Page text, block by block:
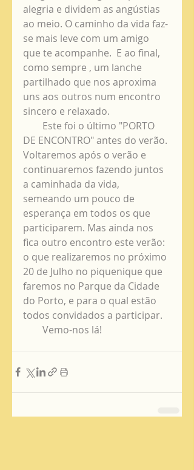
alegria e dividem as angústias
ao meio. O caminho da vida faz-
se mais leve com um amigo
que te acompanhe.  E ao final,
como sempre , um lanche
partilhado que nos aproxima
uns aos outros num encontro
sincero e relaxado.
Este foi o último "PORTO
DE ENCONTRO" antes do verão.
Voltaremos após o verão e
continuaremos fazendo juntos
a caminhada da vida,
semeando um pouco de
esperança em todos os que
participarem. Mas ainda nos
fica outro encontro este verão:
o que realizaremos no próximo
20 de Julho no piquenique que
faremos no Parque da Cidade
do Porto, e para o qual estão
todos convidados a participar.
Vemo-nos lá!